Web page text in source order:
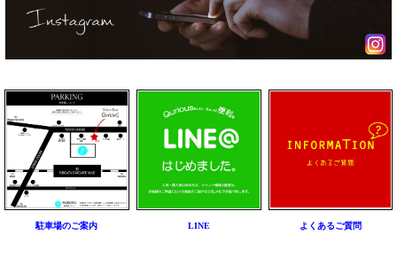
駐車場のご案内 LINE よくあるご質問